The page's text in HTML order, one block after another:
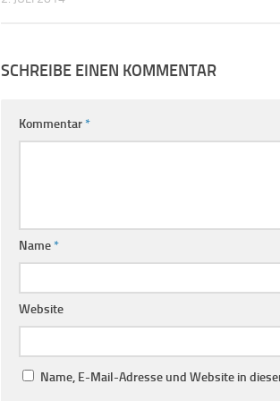
SCHREIBE EINEN KOMMENTAR
Kommentar*
Name*
Website
Name, E-Mail-Adresse und Website in